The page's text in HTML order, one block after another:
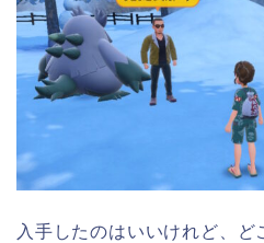
入手したのはいいけれど、